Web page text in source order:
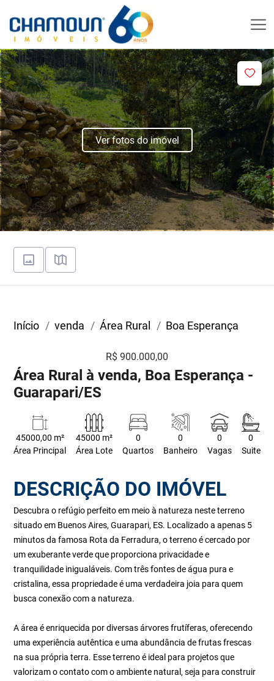
Ver fotos do imóvel
Início venda Área Rural Boa Esperança
R$ 900.000,00
Área Rural à venda, Boa Esperança -
Guarapari/ES
45000,00 m²
Área Principal
45000 m²
Área Lote
0
Quartos
0
Banheiro
0
Vagas
0
Suite
DESCRIÇÃO DO IMÓVEL
Descubra o refúgio perfeito em meio à natureza neste terreno
situado em Buenos Aires, Guarapari, ES. Localizado a apenas 5
minutos da famosa Rota da Ferradura, o terreno é cercado por
um exuberante verde que proporciona privacidade e
tranquilidade inigualáveis. Com três fontes de água pura e
cristalina, essa propriedade é uma verdadeira joia para quem
busca conexão com a natureza.
A área é enriquecida por diversas árvores frutíferas, oferecendo
uma experiência autêntica e uma abundância de frutas frescas
na sua própria terra. Esse terreno é ideal para projetos que
valorizam o contato com o ambiente natural, seja para construir